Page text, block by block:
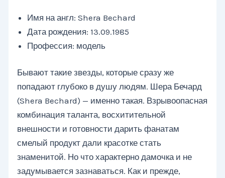
Имя на англ: Shera Bechard
Дата рождения: 13.09.1985
Профессия: модель
Бывают такие звезды, которые сразу же
попадают глубоко в душу людям. Шера Бечард
(Shera Bechard) — именно такая. Взрывоопасная
комбинация таланта, восхитительной
внешности и готовности дарить фанатам
смелый продукт дали красотке стать
знаменитой. Но что характерно дамочка и не
задумывается зазнаваться. Как и прежде,